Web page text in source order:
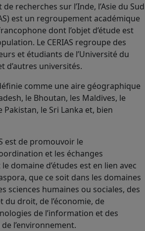
de recherches sur l’Inde, l’Asie du Sud
est un regroupement académique
dont l’objet d’étude est
Le CERIAS regroupe des
et étudiants de l’Université du
d’autres universités.
comme une aire géographique
le Bhoutan, les Maldives, le
Pakistan, le Sri Lanka et, bien
est de promouvoir le
et les échanges
domaine d’études est en lien avec
que ce soit dans les domaines
sciences humaines ou sociales, des
du droit, de l’économie, de
de l’information et des
l’environnement.